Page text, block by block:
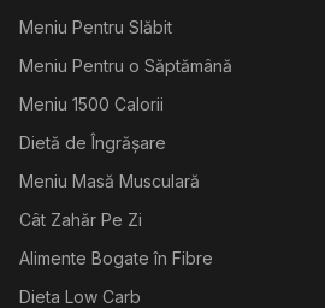
Meniu Pentru Slăbit
Meniu Pentru o Săptămână
Meniu 1500 Calorii
Dietă de Îngrășare
Meniu Masă Musculară
Cât Zahăr Pe Zi
Alimente Bogate în Fibre
Dieta Low Carb